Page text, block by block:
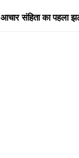
आचार संहिता का पहला